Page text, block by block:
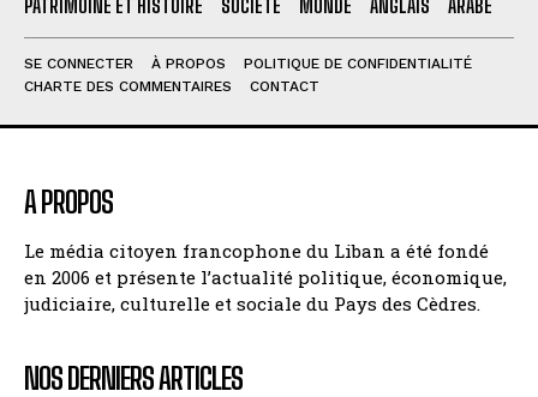
PATRIMOINE ET HISTOIRE
SOCIÉTÉ MONDE ANGLAIS ARABE
SE CONNECTER À PROPOS
POLITIQUE DE CONFIDENTIALITÉ
CHARTE DES COMMENTAIRES
CONTACT
A PROPOS
Le média citoyen francophone du Liban a été fondé
en 2006 et présente l’actualité politique, économique,
judiciaire, culturelle et sociale du Pays des Cèdres.
NOS DERNIERS ARTICLES